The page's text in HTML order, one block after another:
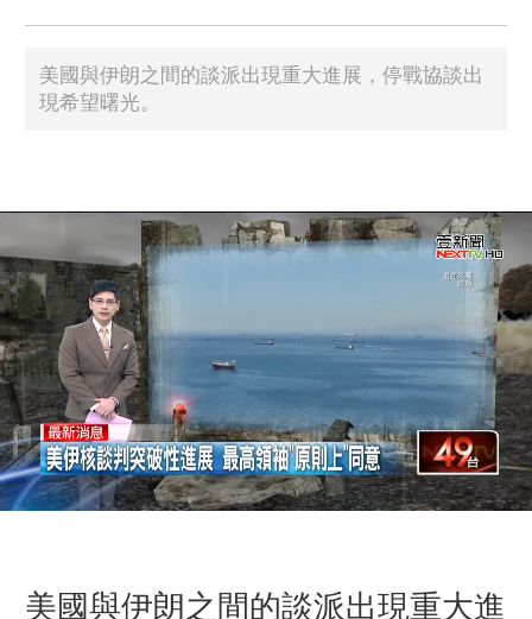
美國與伊朗之間的談派出現重大進展，停戰協談出
現希望曙光。
美國與伊朗之間的談派出現重大進